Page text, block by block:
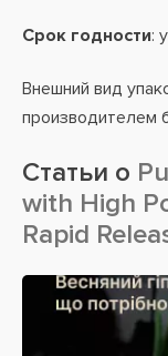
Срок годности:
Внешний вид
производителем
Статьи о
with High
Rapid